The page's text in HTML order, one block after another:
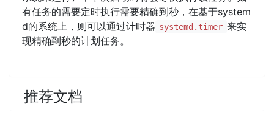
有任务的需要定时执行需要精确到秒，在基于system
d的系统上，则可以通过计时器 systemd.timer 来实
现精确到秒的计划任务。
推荐文档